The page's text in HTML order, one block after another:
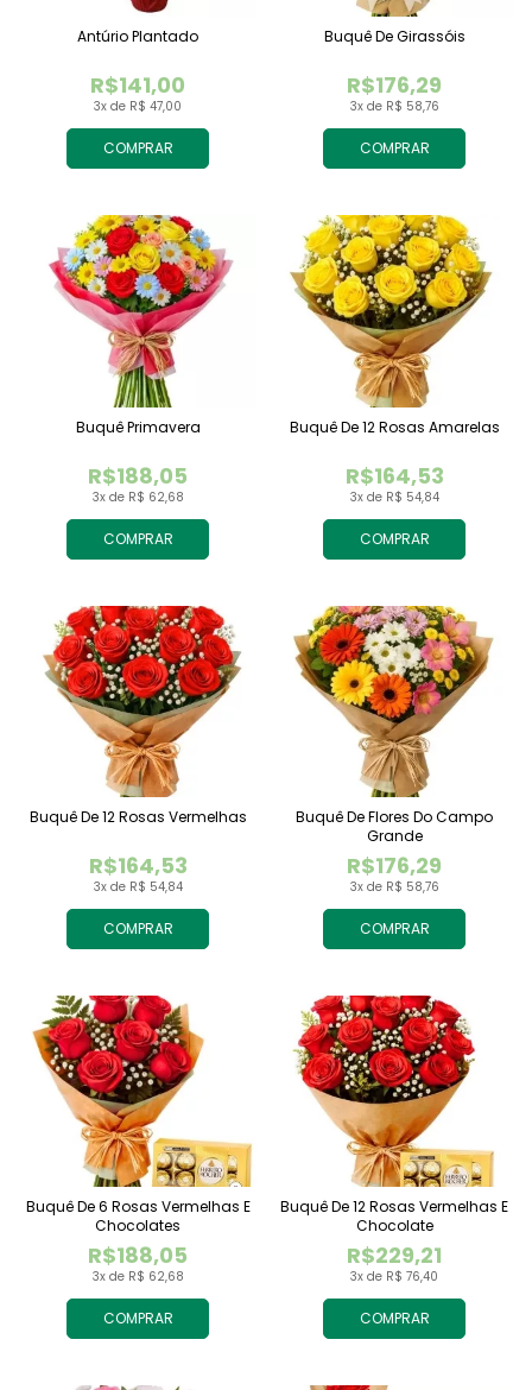
COMPRAR
3x de R$ 47,00
R$141,00
Antúrio Plantado
COMPRAR
3x de R$ 58,76
R$176,29
Buquê De Girassóis
COMPRAR
3x de R$ 62,68
R$188,05
Buquê Primavera
COMPRAR
3x de R$ 54,84
R$164,53
Buquê De 12 Rosas Amarelas
COMPRAR
3x de R$ 54,84
R$164,53
Buquê De 12 Rosas Vermelhas
COMPRAR
3x de R$ 58,76
R$176,29
Buquê De Flores Do Campo
Grande
COMPRAR
3x de R$ 62,68
R$188,05
Buquê De 6 Rosas Vermelhas E
Chocolates
COMPRAR
3x de R$ 76,40
R$229,21
Buquê De 12 Rosas Vermelhas E
Chocolate